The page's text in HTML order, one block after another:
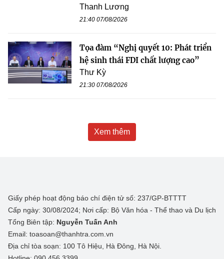
Thanh Lương
21:40 07/08/2026
Tọa đàm “Nghị quyết 10: Phát triển
hệ sinh thái FDI chất lượng cao”
Thư Kỳ
21:30 07/08/2026
Xem thêm
Giấy phép hoạt động báo chí điện tử số: 237/GP-BTTTT
Cấp ngày: 30/08/2024; Nơi cấp: Bộ Văn hóa - Thể thao và Du lịch
Tổng Biên tập: Nguyễn Tuấn Anh
Email: toasoan@thanhtra.com.vn
Địa chỉ tòa soạn: 100 Tô Hiệu, Hà Đông, Hà Nội.